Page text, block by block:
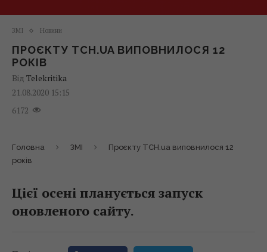
ЗМІ Новини
ПРОЄКТУ ТСН.UA ВИПОВНИЛОСЯ 12
РОКІВ
Від Telekritika
21.08.2020 15:15
6172
Головна ЗМІ
Проєкту ТСН.ua виповнилося 12
років
Цієї осені планується запуск
оновленого сайту.